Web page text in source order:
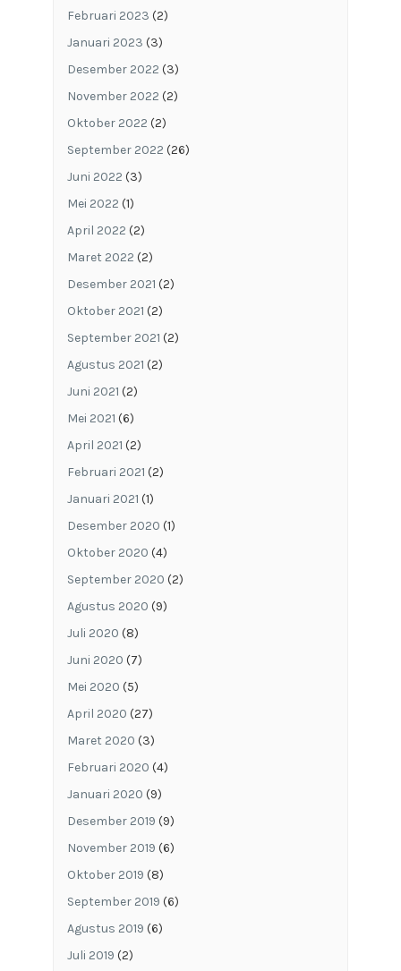
Februari 2023 (2)
Januari 2023 (3)
Desember 2022 (3)
November 2022 (2)
Oktober 2022 (2)
September 2022 (26)
Juni 2022 (3)
Mei 2022 (1)
April 2022 (2)
Maret 2022 (2)
Desember 2021 (2)
Oktober 2021 (2)
September 2021 (2)
Agustus 2021 (2)
Juni 2021 (2)
Mei 2021 (6)
April 2021 (2)
Februari 2021 (2)
Januari 2021 (1)
Desember 2020 (1)
Oktober 2020 (4)
September 2020 (2)
Agustus 2020 (9)
Juli 2020 (8)
Juni 2020 (7)
Mei 2020 (5)
April 2020 (27)
Maret 2020 (3)
Februari 2020 (4)
Januari 2020 (9)
Desember 2019 (9)
November 2019 (6)
Oktober 2019 (8)
September 2019 (6)
Agustus 2019 (6)
Juli 2019 (2)